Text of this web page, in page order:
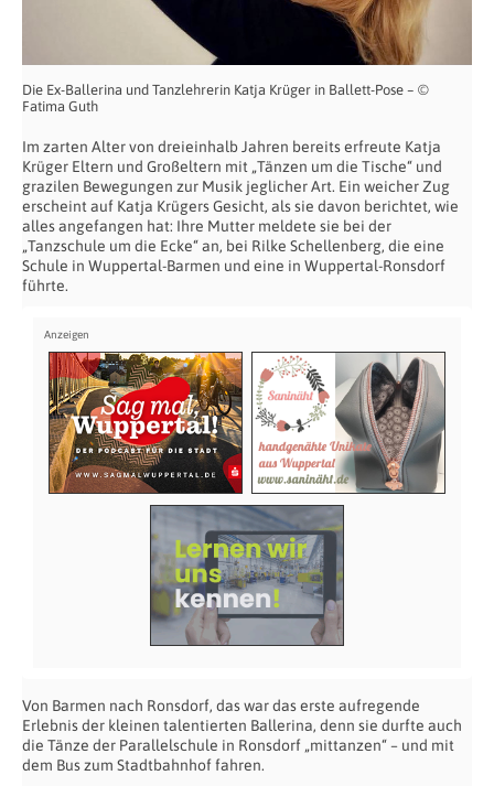
Die Ex-Ballerina und Tanzlehrerin Katja Krüger in Ballett-Pose – ©
Fatima Guth
Im zarten Alter von dreieinhalb Jahren bereits erfreute Katja
Krüger Eltern und Großeltern mit „Tänzen um die Tische“ und
grazilen Bewegungen zur Musik jeglicher Art. Ein weicher Zug
erscheint auf Katja Krügers Gesicht, als sie davon berichtet, wie
alles angefangen hat: Ihre Mutter meldete sie bei der
„Tanzschule um die Ecke“ an, bei Rilke Schellenberg, die eine
Schule in Wuppertal-Barmen und eine in Wuppertal-Ronsdorf
führte.
Von Barmen nach Ronsdorf, das war das erste aufregende
Erlebnis der kleinen talentierten Ballerina, denn sie durfte auch
die Tänze der Parallelschule in Ronsdorf „mittanzen“ – und mit
dem Bus zum Stadtbahnhof fahren.